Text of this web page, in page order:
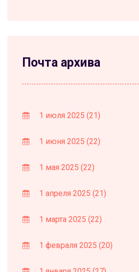
Почта архива
1 июля 2025 (21)
1 июня 2025 (22)
1 мая 2025 (22)
1 апреля 2025 (21)
1 марта 2025 (22)
1 февраля 2025 (20)